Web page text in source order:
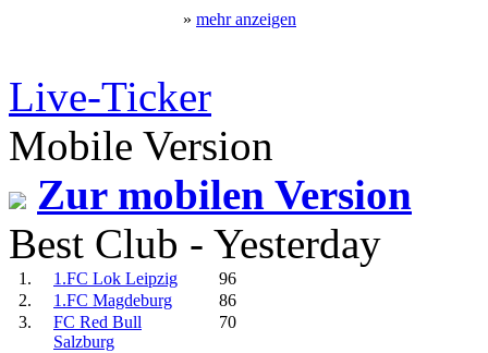
» mehr anzeigen
Live-Ticker
Mobile Version
Zur mobilen Version
Best Club - Yesterday
1. 1.FC Lok Leipzig
96
2.
1.FC Magdeburg
86
3.
FC Red Bull
Salzburg
70